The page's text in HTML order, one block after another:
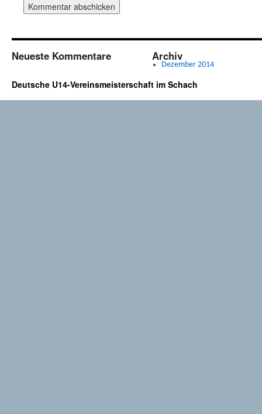
Neueste Kommentare Archiv
Dezember 2014
Deutsche U14-Vereinsmeisterschaft im Schach